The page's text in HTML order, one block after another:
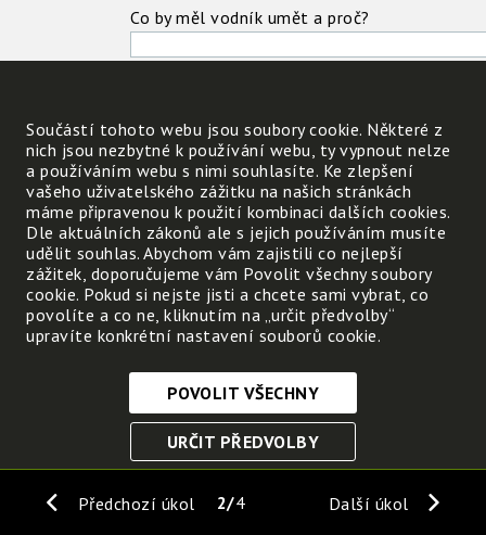
Co by měl vodník umět a proč?
Nahraj svoji kresbu.
Nahrát
Předchozí úkol Další úkol
2 4
Součástí tohoto webu jsou soubory cookie. Některé z
nich jsou nezbytné k používání webu, ty vypnout nelze
a používáním webu s nimi souhlasíte. Ke zlepšení
vašeho uživatelského zážitku na našich stránkách
máme připravenou k použití kombinaci dalších cookies.
Dle aktuálních zákonů ale s jejich používáním musíte
udělit souhlas. Abychom vám zajistili co nejlepší
zážitek, doporučujeme vám Povolit všechny soubory
cookie. Pokud si nejste jisti a chcete sami vybrat, co
povolíte a co ne, kliknutím na „určit předvolby“
upravíte konkrétní nastavení souborů cookie.
Nezbytně nutné cookies
Tyto soubory cookie jsou nezbytné, abyste se mohli
funkce. Bez těchto cookies by webové stránky
POVOLIT VŠECHNY
URČIT PŘEDVOLBY